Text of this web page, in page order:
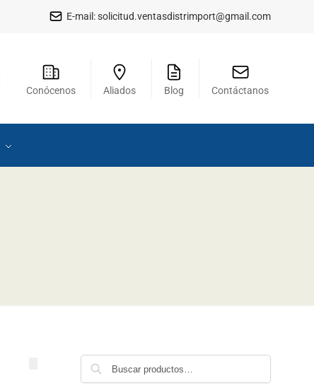
E-mail:solicitud.ventasdistrimport@gmail.com
Conócenos Aliados Blog Contáctanos